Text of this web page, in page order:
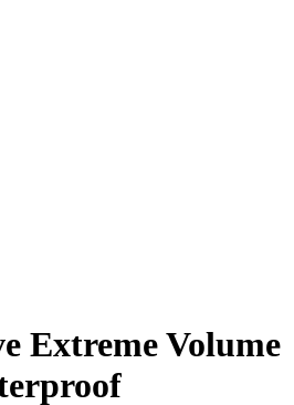
Extreme Volume